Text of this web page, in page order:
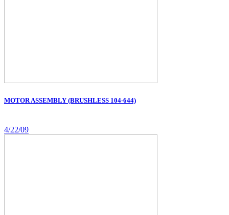
MOTOR ASSEMBLY (BRUSHLESS 104-644)
4/22/09